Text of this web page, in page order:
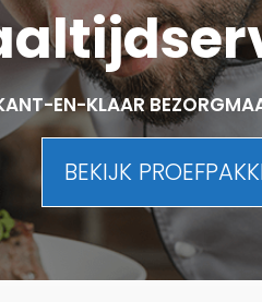
EN-KLAAR
BEKIJK